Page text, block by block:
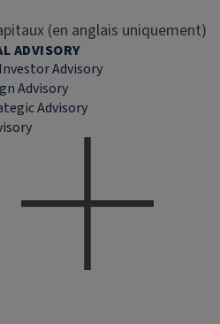
(en anglais uniquement)
ADVISORY
Advisory
Advisory
Advisory